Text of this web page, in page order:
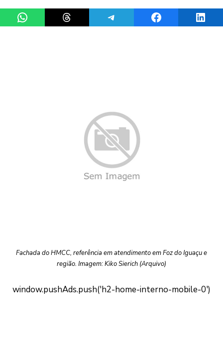
Share on WhatsAppShare on ThreadsShare on TelegramShare on Facebook
Fachada do HMCC, referência em atendimento em Foz do Iguaçu e
região. Imagem: Kiko Sierich (Arquivo)